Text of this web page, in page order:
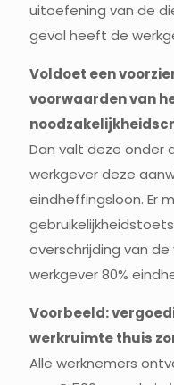
uitoefening van de
geval heeft de
Voldoet een
voorwaarden van
Dan valt deze onder
werkgever deze
eindheffingsloon. Er
overschrijding van
werkgever 80%
Voorbeeld:
werkruimte thuis
Alle werknemers